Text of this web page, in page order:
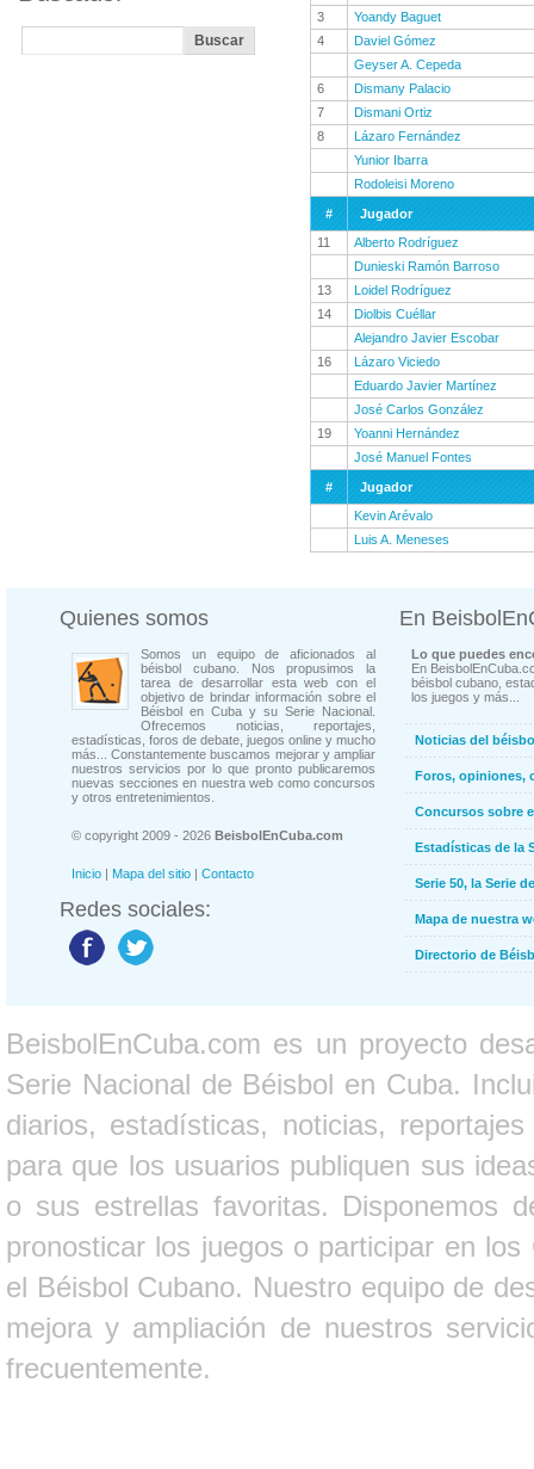
3
Yoandy Baguet
4
Daviel Gómez
Geyser A. Cepeda
6
Dismany Palacio
7
Dismani Ortiz
8
Lázaro Fernández
Yunior Ibarra
Rodoleisi Moreno
#
Jugador
11
Alberto Rodríguez
Dunieski Ramón Barroso
13
Loidel Rodríguez
14
Diolbis Cuéllar
Alejandro Javier Escobar
16
Lázaro Viciedo
Eduardo Javier Martínez
José Carlos González
19
Yoanni Hernández
José Manuel Fontes
#
Jugador
Kevin Arévalo
Luis A. Meneses
Quienes somos
Somos un equipo de aficionados al
béisbol cubano. Nos propusimos la
tarea de desarrollar esta web con el
objetivo de brindar información sobre el
Béisbol en Cuba y su Serie Nacional.
Ofrecemos noticias, reportajes,
estadísticas, foros de debate, juegos online y mucho
más... Constantemente buscamos mejorar y ampliar
nuestros servicios por lo que pronto publicaremos
nuevas secciones en nuestra web como concursos
y otros entretenimientos.
© copyright 2009 - 2026 BeisbolEnCuba.com
Inicio | Mapa del sitio | Contacto
Redes sociales:
En
Lo que puedes
En
béisbol cubano,
los juegos y más...
Noticias del
Foros, opiniones,
Concursos sobre
Estadísticas de la
Serie 50, la Serie
Mapa de nuestra
Directorio de
BeisbolEnCuba.com es un proyecto
Serie Nacional de Béisbol en Cuba.
diarios, estadísticas, noticias,
para que los usuarios publiquen sus
o sus estrellas favoritas. Disponemos
pronosticar los juegos o participar en
el Béisbol Cubano. Nuestro equipo de
mejora y ampliación de nuestros
frecuentemente.